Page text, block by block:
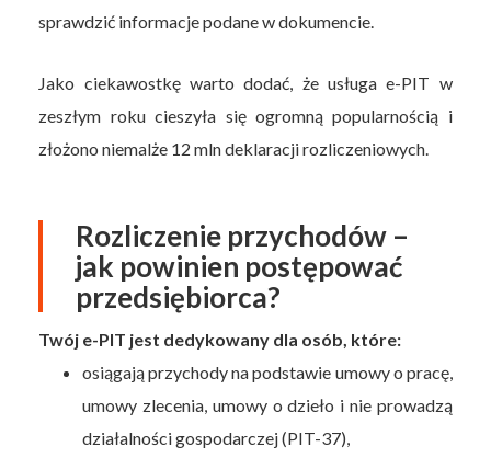
sprawdzić informacje podane w dokumencie.
Jako ciekawostkę warto dodać, że usługa e-PIT w
zeszłym roku cieszyła się ogromną popularnością i
złożono niemalże 12 mln deklaracji rozliczeniowych.
Rozliczenie przychodów –
jak powinien postępować
przedsiębiorca?
Twój e-PIT jest dedykowany dla osób, które:
osiągają przychody na podstawie umowy o pracę,
umowy zlecenia, umowy o dzieło i nie prowadzą
działalności gospodarczej (PIT-37),